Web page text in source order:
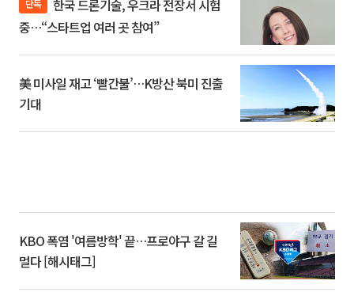
단독
중…“스타트업 여러 곳 참여”
美 미사일 재고 ‘빨간불’…K방산 북미 진출
기대
KBO 폭염 '여름방학' 끝…프로야구 갈 길
멀다 [해시태그]